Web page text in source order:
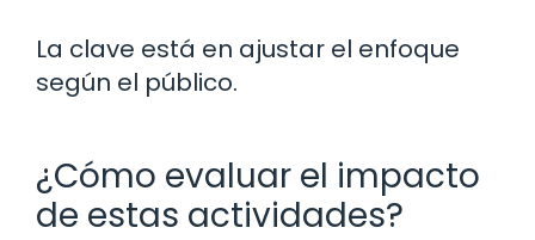
La clave está en ajustar el enfoque
según el público.
¿Cómo evaluar el impacto
de estas actividades?